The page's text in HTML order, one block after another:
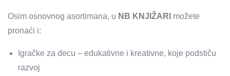
Osim osnovnog asortimana, u NB KNJIŽARI možete
pronaći i:
Igračke za decu – edukativne i kreativne, koje podstiču
razvoj